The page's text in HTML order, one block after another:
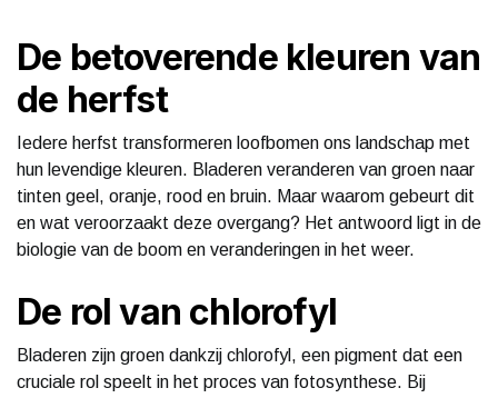
De betoverende kleuren van
de herfst
Iedere herfst transformeren loofbomen ons landschap met
hun levendige kleuren. Bladeren veranderen van groen naar
tinten geel, oranje, rood en bruin. Maar waarom gebeurt dit
en wat veroorzaakt deze overgang? Het antwoord ligt in de
biologie van de boom en veranderingen in het weer.
De rol van chlorofyl
Bladeren zijn groen dankzij chlorofyl, een pigment dat een
cruciale rol speelt in het proces van fotosynthese. Bij